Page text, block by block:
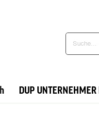
DUP